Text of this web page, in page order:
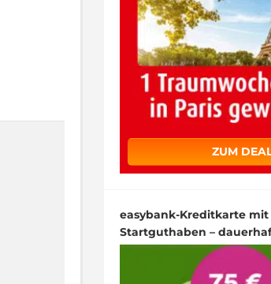
ZUM
easybank-Kreditkarte mit
Startguthaben –